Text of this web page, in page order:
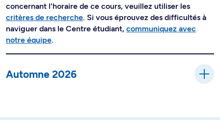
concernant l'horaire de ce cours, veuillez utiliser les
critères de recherche. Si vous éprouvez des difficultés à
naviguer dans le Centre étudiant, communiquez avec
notre équipe.
Automne 2026